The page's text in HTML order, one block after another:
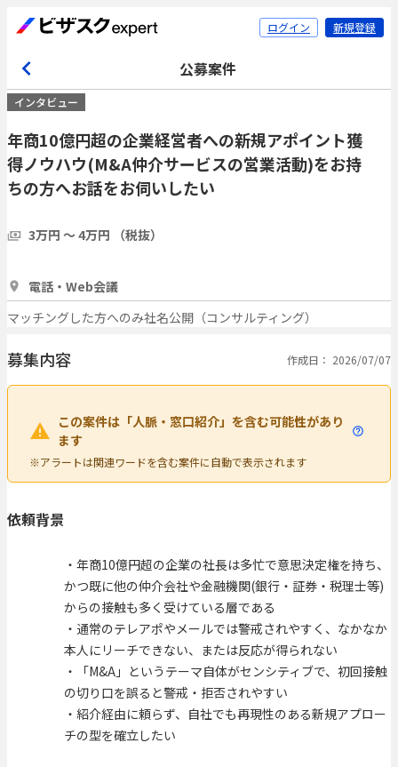
ログイン 新規登録
公募案件
インタビュー
年商10億円超の企業経営者への新規アポイント獲
得ノウハウ(M&A仲介サービスの営業活動)をお持
ちの方へお話をお伺いしたい
3万円 〜 4万円 （税抜）
電話・Web会議
マッチングした方へのみ社名公開（コンサルティング）
募集内容 作成日： 2026/07/07
この案件は「人脈・窓口紹介」を含む可能性があり
ます
※アラートは関連ワードを含む案件に自動で表示されます
依頼背景
・年商10億円超の企業の社長は多忙で意思決定権を持ち、
かつ既に他の仲介会社や金融機関(銀行・証券・税理士等)
からの接触も多く受けている層である
・通常のテレアポやメールでは警戒されやすく、なかなか
本人にリーチできない、または反応が得られない
・「M&A」というテーマ自体がセンシティブで、初回接触
の切り口を誤ると警戒・拒否されやすい
・紹介経由に頼らず、自社でも再現性のある新規アプロー
チの型を確立したい